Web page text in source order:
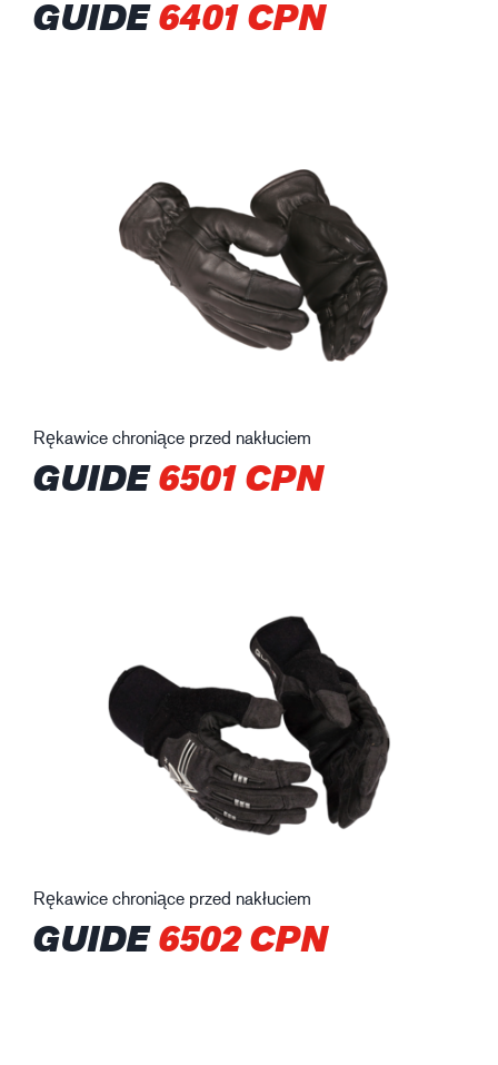
GUIDE6401 CPN
Rękawice chroniące przed nakłuciem
GUIDE6501 CPN
Rękawice chroniące przed nakłuciem
GUIDE6502 CPN